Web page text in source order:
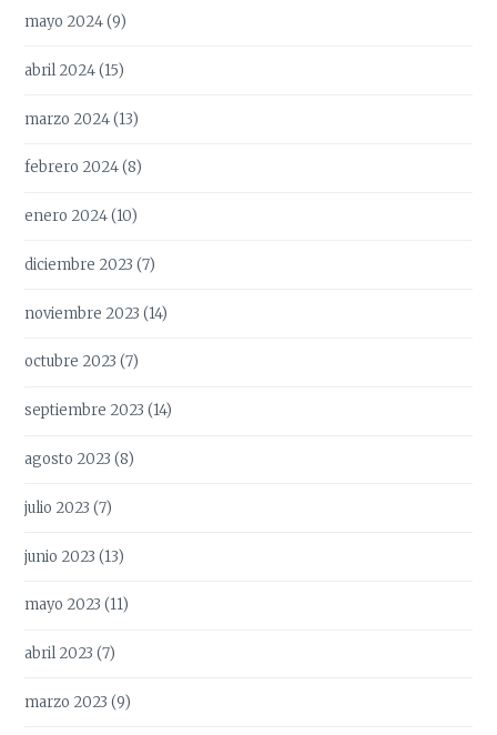
mayo 2024(9)
abril 2024(15)
marzo 2024(13)
febrero 2024(8)
enero 2024(10)
diciembre 2023 (7)
noviembre 2023 (14)
octubre 2023 (7)
septiembre 2023 (14)
agosto 2023 (8)
julio 2023 (7)
junio 2023 (13)
mayo 2023 (11)
abril 2023 (7)
marzo 2023 (9)